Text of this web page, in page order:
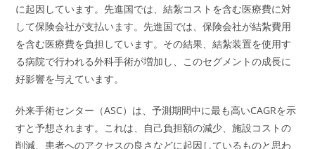
に起因しています。先進国では、結紮コストを含む医療費に対
して保険会社が支払います。先進国では、保険会社が結紮費用
を含む医療費を負担しています。その結果、結紮装置を使用す
る病院で行われる外科手術が増加し、このセグメントの成長に
好影響を与えています。
外来手術センター（ASC）は、予測期間中に最も高いCAGRを示
すと予想されます。これは、自己負担額の減少、施設コストの
削減、患者へのアクセスの良さなどに起因しているものと思わ